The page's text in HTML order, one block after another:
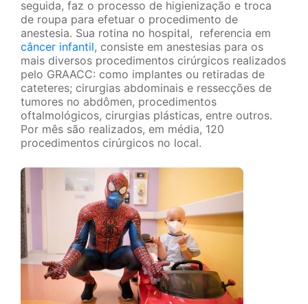
seguida, faz o processo de higienização e troca
de roupa para efetuar o procedimento de
anestesia. Sua rotina no hospital, referencia em
câncer infantil, consiste em anestesias para os
mais diversos procedimentos cirúrgicos realizados
pelo GRAACC: como implantes ou retiradas de
cateteres; cirurgias abdominais e ressecções de
tumores no abdômen, procedimentos
oftalmológicos, cirurgias plásticas, entre outros.
Por mês são realizados, em média, 120
procedimentos cirúrgicos no local.